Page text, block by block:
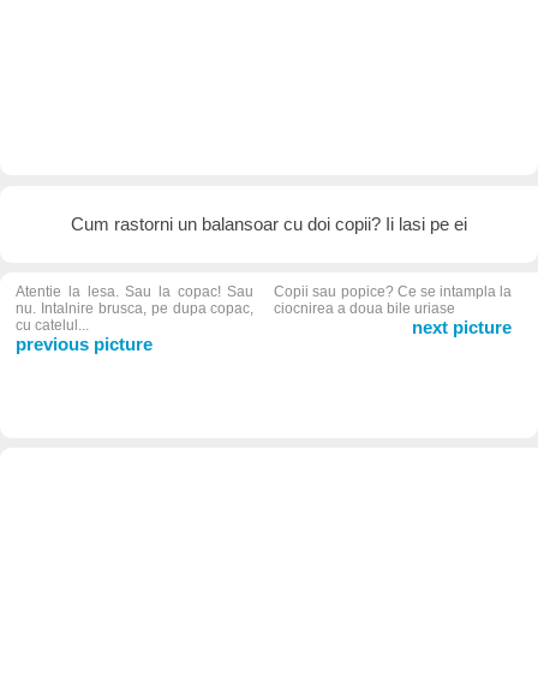
Cum rastorni un balansoar cu doi copii? Ii lasi pe ei
Atentie la lesa. Sau la copac! Sau
nu. Intalnire brusca, pe dupa copac,
cu catelul...
previous picture
Copii sau popice? Ce se intampla la
ciocnirea a doua bile uriase
next picture